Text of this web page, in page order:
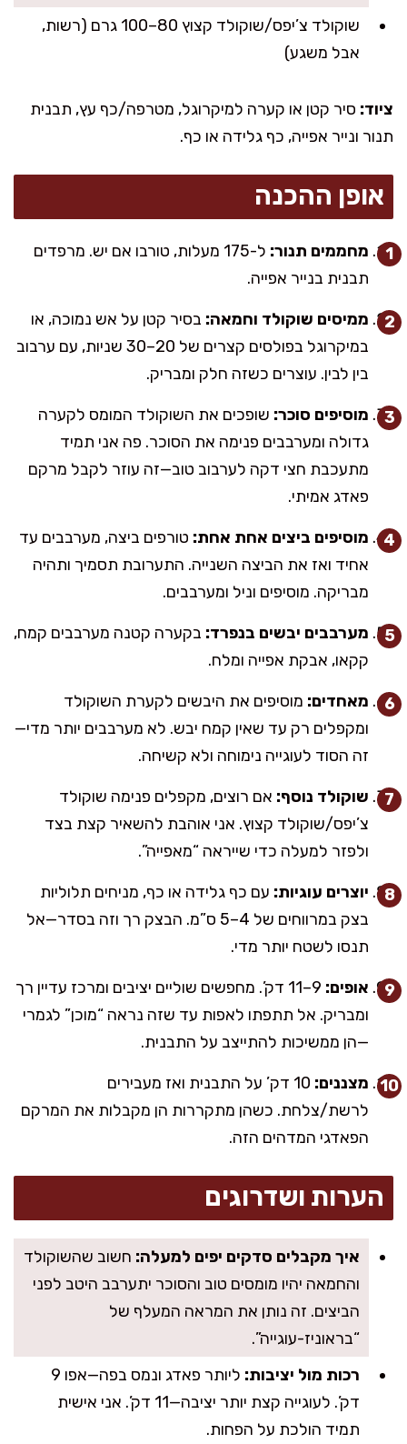
שוקולד צ’יפס/שוקולד קצוץ 80–100 גרם (רשות,
אבל משגע)
ציוד: סיר קטן או קערה למיקרוגל, מטרפה/כף עץ, תבנית
תנור ונייר אפייה, כף גלידה או כף.
אופן ההכנה
מחממים תנור:
ל-175 מעלות, טורבו אם יש. מרפדים
תבנית בנייר אפייה.
ממיסים שוקולד וחמאה: בסיר קטן על אש נמוכה, או
במיקרוגל בפולסים קצרים של 20–30 שניות, עם ערבוב
בין לבין. עוצרים כשזה חלק ומבריק.
מוסיפים סוכר: שופכים את השוקולד המומס לקערה
גדולה ומערבבים פנימה את הסוכר. פה אני תמיד
מתעכבת חצי דקה לערבוב טוב—זה עוזר לקבל מרקם
פאדג אמיתי.
מוסיפים ביצים אחת אחת: טורפים ביצה, מערבבים עד
אחיד ואז את הביצה השנייה. התערובת תסמיך ותהיה
מבריקה. מוסיפים וניל ומערבבים.
מערבבים יבשים בנפרד: בקערה קטנה מערבבים קמח,
קקאו, אבקת אפייה ומלח.
מאחדים: מוסיפים את היבשים לקערת השוקולד
ומקפלים רק עד שאין קמח יבש. לא מערבבים יותר מדי—
זה הסוד לעוגייה נימוחה ולא קשיחה.
שוקולד נוסף: אם רוצים, מקפלים פנימה שוקולד
צ’יפס/שוקולד קצוץ. אני אוהבת להשאיר קצת בצד
ולפזר למעלה כדי שייראה “מאפייה”.
יוצרים עוגיות: עם כף גלידה או כף, מניחים תלוליות
בצק במרווחים של 4–5 ס”מ. הבצק רך וזה בסדר—אל
תנסו לשטח יותר מדי.
אופים:
9–11 דק’. מחפשים שוליים יציבים ומרכז עדיין רך
ומבריק. אל תתפתו לאפות עד שזה נראה “מוכן” לגמרי
—הן ממשיכות להתייצב על התבנית.
מצננים:
10 דק’ על התבנית ואז מעבירים
לרשת/צלחת. כשהן מתקררות הן מקבלות את המרקם
הפאדגי המדהים הזה.
הערות ושדרוגים
איך מקבלים סדקים יפים למעלה: חשוב שהשוקולד
והחמאה יהיו מומסים טוב והסוכר יתערבב היטב לפני
הביצים. זה נותן את המראה המעלף של
“בראוניז-עוגייה”.
רכות מול יציבות:
ליותר פאדג ונמס בפה—אפו 9
דק’. לעוגייה קצת יותר יציבה—11 דק’. אני אישית
תמיד הולכת על הפחות.